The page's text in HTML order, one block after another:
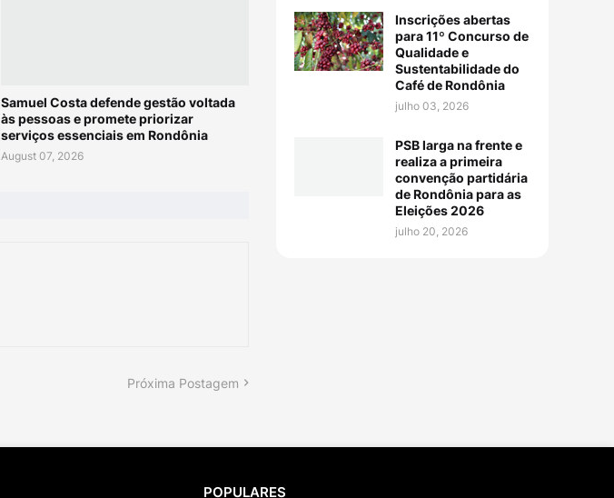
Samuel Costa defende gestão voltada
às pessoas e promete priorizar
serviços essenciais em Rondônia
August 07, 2026
Próxima Postagem
Inscrições abertas
para 11º Concurso de
Qualidade e
Sustentabilidade do
Café de Rondônia
julho 03, 2026
PSB larga na frente e
realiza a primeira
convenção partidária
de Rondônia para as
Eleições 2026
julho 20, 2026
POPULARES